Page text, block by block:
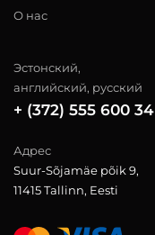
О нас
Эстонский,
английский, русский
+ (372) 555 600 34
Адрес
Suur-Sõjamäe põik 9,
11415 Tallinn, Eesti